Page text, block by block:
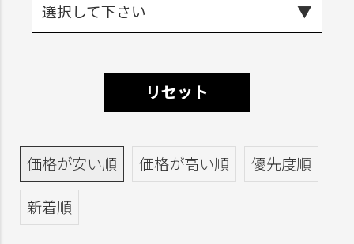
選択して下さい
リセット
価格が安い順 価格が高い順 優先度順
新着順